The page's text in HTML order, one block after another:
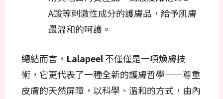
A酸等刺激性成分的護膚品，給予肌膚
最溫和的呵護。
總結而言， Lalapeel不僅僅是一項煥膚技
術，它更代表了一種全新的護膚哲學——尊重
皮膚的天然屏障，以科學、溫和的方式，由內